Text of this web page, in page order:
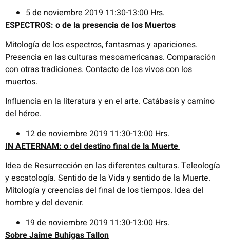
5 de noviembre 2019 11:30-13:00 Hrs.
ESPECTROS: o de la presencia de los Muertos
Mitología de los espectros, fantasmas y apariciones.
Presencia en las culturas mesoamericanas. Comparación
con otras tradiciones. Contacto de los vivos con los
muertos.
Influencia en la literatura y en el arte. Catábasisy camino
del héroe.
12 de noviembre 2019 11:30-13:00 Hrs.
IN AETERNAM: o del destino final de la Muerte
Idea de Resurrección en las diferentes culturas. Teleología
y escatología. Sentido de la Vida ysentido de la Muerte.
Mitología y creencias del final de los tiempos. Idea del
hombre y del devenir.
19 de noviembre 2019 11:30-13:00 Hrs.
Sobre Jaime Buhigas Tallon